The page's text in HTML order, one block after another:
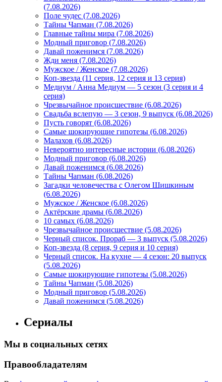
(7.08.2026)
Поле чудес (7.08.2026)
Тайны Чапман (7.08.2026)
Главные тайны мира (7.08.2026)
Модный приговор (7.08.2026)
Давай поженимся (7.08.2026)
Жди меня (7.08.2026)
Мужское / Женское (7.08.2026)
Коп-звезда (11 серия, 12 серия и 13 серия)
Медиум / Анна Медиум — 5 сезон (3 серия и 4
серия)
Чрезвычайное происшествие (6.08.2026)
Свадьба вслепую — 3 сезон, 9 выпуск (6.08.2026)
Пусть говорят (6.08.2026)
Самые шокирующие гипотезы (6.08.2026)
Малахов (6.08.2026)
Невероятно интересные истории (6.08.2026)
Модный приговор (6.08.2026)
Давай поженимся (6.08.2026)
Тайны Чапман (6.08.2026)
Загадки человечества с Олегом Шишкиным
(6.08.2026)
Мужское / Женское (6.08.2026)
Актёрские драмы (6.08.2026)
10 самых (6.08.2026)
Чрезвычайное происшествие (5.08.2026)
Черный список. Прораб — 3 выпуск (5.08.2026)
Коп-звезда (8 серия, 9 серия и 10 серия)
Черный список. На кухне — 4 сезон: 20 выпуск
(5.08.2026)
Самые шокирующие гипотезы (5.08.2026)
Тайны Чапман (5.08.2026)
Модный приговор (5.08.2026)
Давай поженимся (5.08.2026)
Сериалы
Мы в социальных сетях
Правообладателям